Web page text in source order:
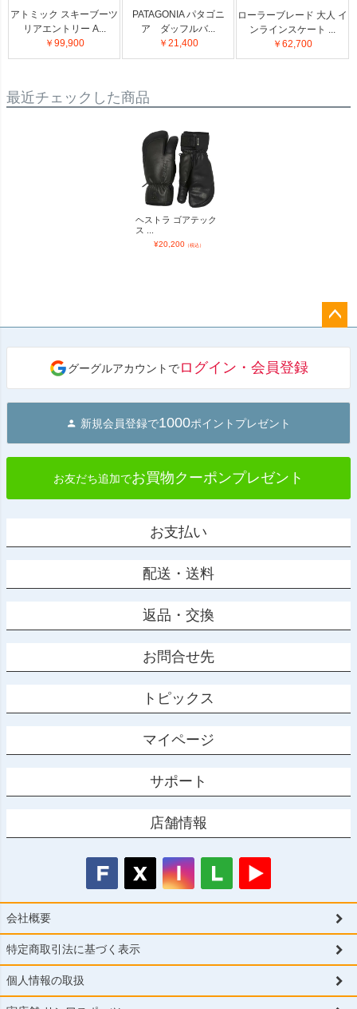
アトミック スキーブーツ
リアエントリー A...
￥99,900
PATAGONIA パタゴニ
ア ダッフルバ...
￥21,400
ローラーブレード 大人 イ
ンラインスケート ...
￥62,700
最近チェックした商品
ヘストラ ゴアテック
ス ...
¥20,200（税込）
へ
グーグルアカウントでログイン・会員登録
新規会員登録で1000ポイントプレゼント
お友だち追加でお買物クーポンプレゼント
お支払い
配送・送料
返品・交換
お問合せ先
トピックス
マイページ
サポート
店舗情報
会社概要
特定商取引法に基づく表示
個人情報の取扱